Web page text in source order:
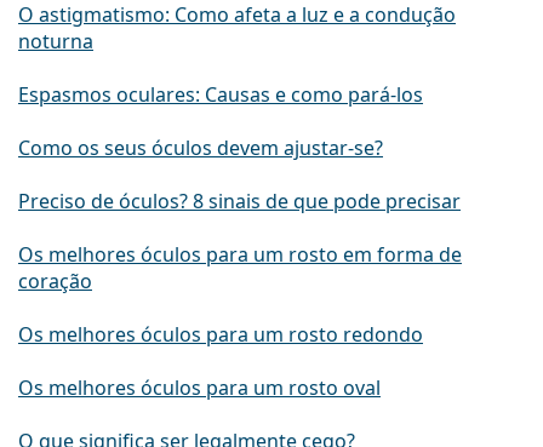
O astigmatismo: Como afeta a luz e a condução
noturna
Espasmos oculares: Causas e como pará-los
Como os seus óculos devem ajustar-se?
Preciso de óculos? 8 sinais de que pode precisar
Os melhores óculos para um rosto em forma de
coração
Os melhores óculos para um rosto redondo
Os melhores óculos para um rosto oval
O que significa ser legalmente cego?